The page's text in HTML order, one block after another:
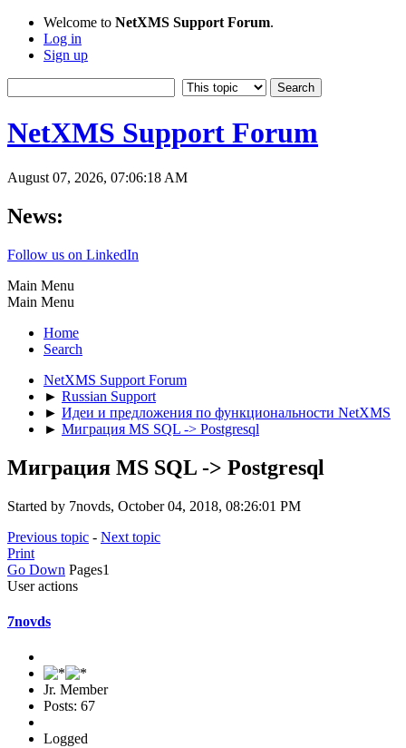
Welcome to NetXMS Support Forum.
Log in
Sign up
NetXMS Support Forum
August 07, 2026, 07:06:18 AM
News:
Follow us on LinkedIn
Main Menu
Main Menu
Home
Search
NetXMS Support Forum
► Russian Support
► Идеи и предложения по функциональности NetXMS
► Миграция MS SQL -> Postgresql
Миграция MS SQL -> Postgresql
Started by 7novds, October 04, 2018, 08:26:01 PM
Previous topic - Next topic
Print
Go Down Pages1
User actions
7novds
Jr. Member
Posts: 67
Logged